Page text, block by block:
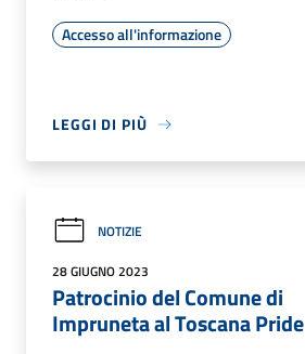
Accesso all'informazione
LEGGI DI PIÙ
NOTIZIE
28 GIUGNO 2023
Patrocinio del Comune di
Impruneta al Toscana Pride